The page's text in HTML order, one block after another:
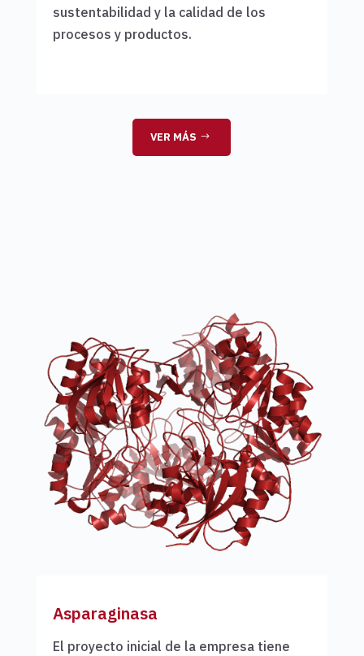
sustentabilidad y la calidad de los
procesos y productos.
VER MÁS
Asparaginasa
El proyecto inicial de la empresa tiene